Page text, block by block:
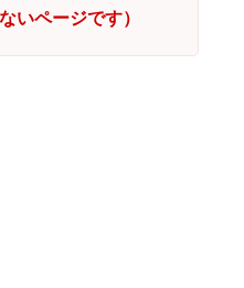
いページです）